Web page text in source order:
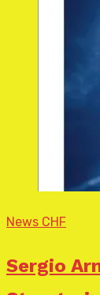
News CHF
Sergio